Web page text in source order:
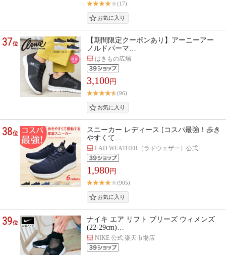
(17)
37位
【期間限定クーポンあり】アーニーアー
ノルドパーマ…
はきもの広場
3,100円
(96)
38位
スニーカー レディース [コスパ最強！歩き
やすくて…
LAD WEATHER（ラドウェザー）公式
1,980円
(905)
39位
ナイキ エア リフト ブリーズ ウィメンズ
(22-29cm)…
NIKE 公式 楽天市場店